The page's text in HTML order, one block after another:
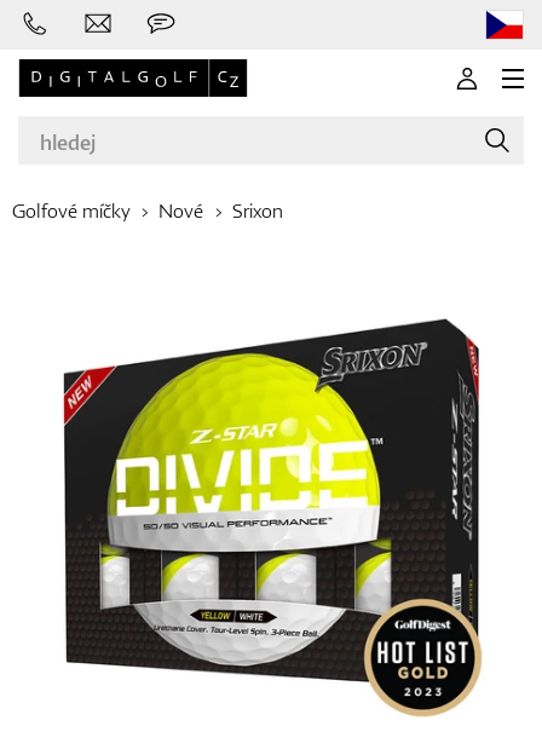
Golfové hole
Oblečení
Boty
Golfové míčky Nové Srixon